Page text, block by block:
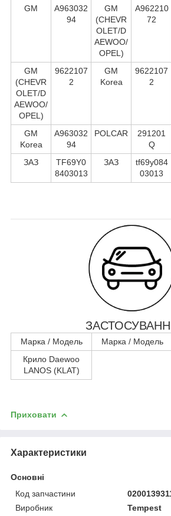
GM
A963032
94
GM
(CHEVR
OLET/D
AEWOO/
OPEL)
A962210
72
GM
(CHEVR
OLET/D
AEWOO/
OPEL)
9622107
2
GM
Korea
9622107
2
GM
Korea
A963032
94
POLCAR
291201
Q
ЗАЗ
TF69Y0
8403013
ЗАЗ
tf69y084
03013
Марка / Модель Марка / Модель
Крило Daewoo
LANOS (KLAT)
Приховати
Характеристики
Основні
Код запчастини
Виробник
Tempest